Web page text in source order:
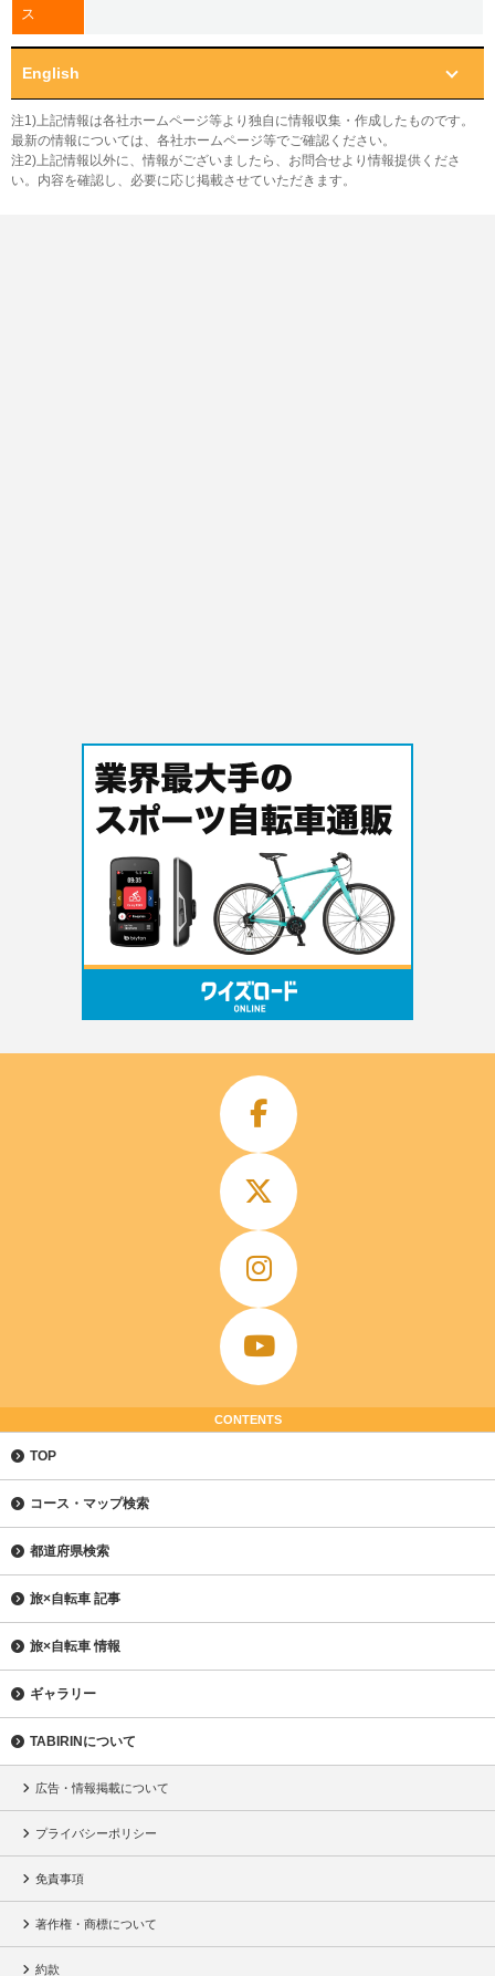
ス
English
注1)上記情報は各社ホームページ等より独自に情報収集・作成したものです。
最新の情報については、各社ホームページ等でご確認ください。
注2)上記情報以外に、情報がございましたら、お問合せより情報提供くださ
い。内容を確認し、必要に応じ掲載させていただきます。
CONTENTS
TOP
コース・マップ検索
都道府県検索
旅×自転車 記事
旅×自転車 情報
ギャラリー
TABIRINについて
広告・情報掲載について
プライバシーポリシー
免責事項
著作権・商標について
約款